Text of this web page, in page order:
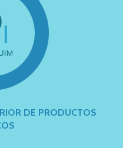
DE PRODUCTOS